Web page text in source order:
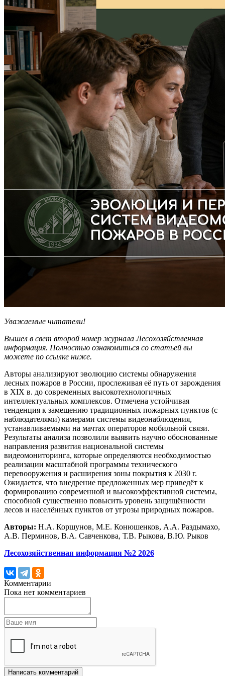
Уважаемые читатели!
Вышел в свет второй номер журнала Лесохозяйственная
информация. Полностью ознакомиться со статьей вы
можете по ссылке ниже.
Авторы анализируют эволюцию системы обнаружения
лесных пожаров в России, прослеживая её путь от зарождения
в XIX в. до современных высокотехнологичных
интеллектуальных комплексов. Отмечена устойчивая
тенденция к замещению традиционных пожарных пунктов (с
наблюдателями) камерами системы видеонаблюдения,
устанавливаемыми на мачтах операторов мобильной связи.
Результаты анализа позволили выявить научно обоснованные
направления развития национальной системы
видеомониторинга, которые определяются необходимостью
реализации масштабной программы технического
перевооружения и расширения зоны покрытия к 2030 г.
Ожидается, что внедрение предложенных мер приведёт к
формированию современной и высокоэффективной системы,
способной существенно повысить уровень защищённости
лесов и населённых пунктов от угрозы природных пожаров.
Авторы: Н.А. Коршунов, М.Е. Конюшенков, А.А. Раздымахо,
А.В. Перминов, В.А. Савченкова, Т.В. Рыкова, В.Ю. Рыков
Лесохозяйственная информация №2 2026
Комментарии
Пока нет комментариев
Написать комментарий